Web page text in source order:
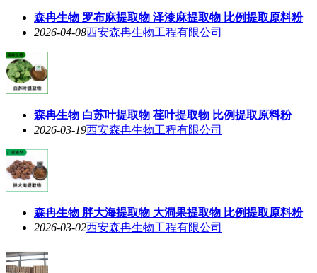
森冉生物 罗布麻提取物 泽漆麻提取物 比例提取原料粉
2026-04-08西安森冉生物工程有限公司
森冉生物 白苏叶提取物 荏叶提取物 比例提取原料粉
2026-03-19西安森冉生物工程有限公司
森冉生物 胖大海提取物 大洞果提取物 比例提取原料粉
2026-03-02西安森冉生物工程有限公司